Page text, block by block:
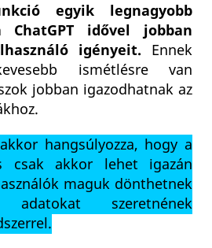
egyik legnagyobb
idővel jobban
igényeit. Ennek
ismétlésre van
jobban igazodhatnak az
hangsúlyozza, hogy a
csak akkor lehet igazán
maguk dönthetnek
szeretnének